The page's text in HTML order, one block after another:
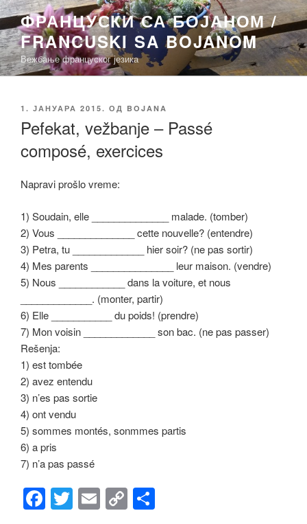
Скочи
на
садржај
ФРАНЦУСКИ СА БОЈАНОМ /
FRANCUSKI SA BOJANOM
Вежбање француског језика
ОБЈАВЉЕНО
1. ЈАНУАРА 2015. ОД BOJANA
Pefekat, vežbanje – Passé
composé, exercices
Napravi prošlo vreme:
1) Soudain, elle ______________ malade. (tomber)
2) Vous ______________ cette nouvelle? (entendre)
3) Petra, tu _____________ hier soir? (ne pas sortir)
4) Mes parents _______________ leur maison. (vendre)
5) Nous ____________ dans la voiture, et nous
_____________. (monter, partir)
6) Elle ___________ du poids! (prendre)
7) Mon voisin _____________ son bac. (ne pas passer)
Rešenja:
1) est tombée
2) avez entendu
3) n’es pas sortie
4) ont vendu
5) sommes montés, sonmmes partis
6) a pris
7) n’a pas passé
F T E C